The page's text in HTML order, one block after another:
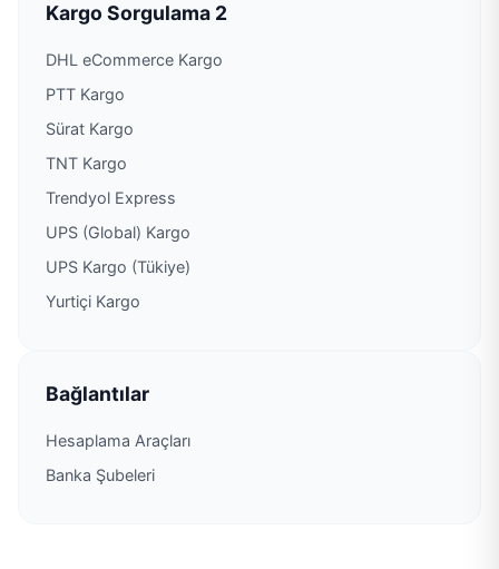
Kargo Sorgulama 2
DHL eCommerce Kargo
PTT Kargo
Sürat Kargo
TNT Kargo
Trendyol Express
UPS (Global) Kargo
UPS Kargo (Tükiye)
Yurtiçi Kargo
Bağlantılar
Hesaplama Araçları
Banka Şubeleri